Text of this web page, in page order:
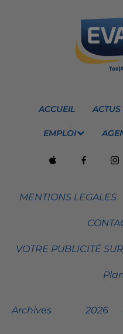
ACCUEIL
EMPLOI
MENTIONS LEGALES
VOTRE PUBLICITÉ
Archives 2026